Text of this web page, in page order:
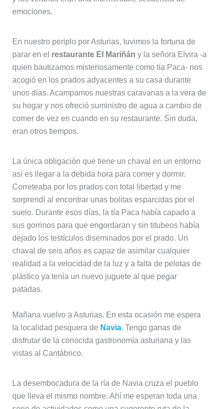
emociones.
En nuestro periplo por Asturias, tuvimos la fortuna de
parar en el restaurante El Mariñán y la señora Elvira -a
quien bautizamos misteriosamente como tía Paca- nos
acogió en los prados adyacentes a su casa durante
unos días. Acampamos nuestras caravanas a la vera de
su hogar y nos ofreció suministro de agua a cambio de
comer de vez en cuando en su restaurante. Sin duda,
eran otros tiempos.
La única obligación que tiene un chaval en un entorno
así es llegar a la debida hora para comer y dormir.
Correteaba por los prados con total libertad y me
sorprendí al encontrar unas bolitas esparcidas por el
suelo. Durante esos días, la tía Paca había capado a
sus gorrinos para que engordaran y sin titubeos había
dejado los testículos diseminados por el prado. Un
chaval de seis años es capaz de asimilar cualquier
realidad a la velocidad de la luz y a falta de pelotas de
plástico ya tenía un nuevo juguete al que pegar
patadas.
Mañana vuelvo a Asturias. En esta ocasión me espera
la localidad pesquera de Navia. Tengo ganas de
disfrutar de la conocida gastronomía asturiana y las
vistas al Cantábrico.
La desembocadura de la ría de Navia cruza el pueblo
que lleva el mismo nombre. Ahí me esperan toda una